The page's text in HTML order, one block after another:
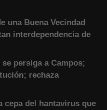
una Buena Vecindad
interdependencia de
persiga a Campos;
rechaza
cepa del hantavirus que